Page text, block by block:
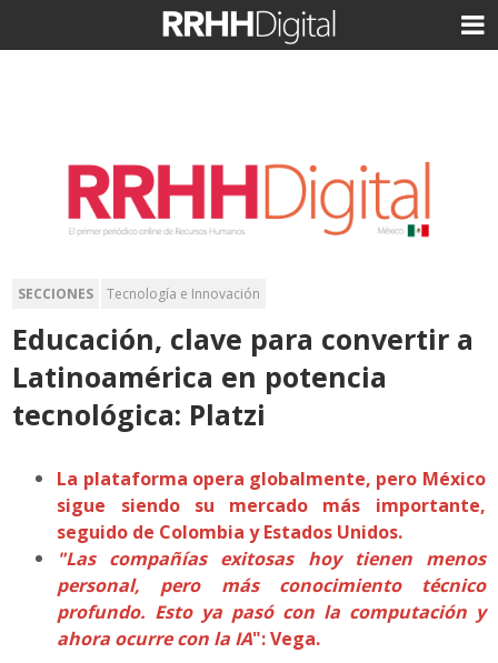
SECCIONES Tecnología e Innovación
Educación, clave para convertir a
Latinoamérica en potencia
tecnológica: Platzi
La plataforma opera globalmente, pero México
sigue siendo su mercado más importante,
seguido de Colombia y Estados Unidos.
"Las compañías exitosas hoy tienen menos
personal, pero más conocimiento técnico
profundo. Esto ya pasó con la computación y
ahora ocurre con la IA": Vega.